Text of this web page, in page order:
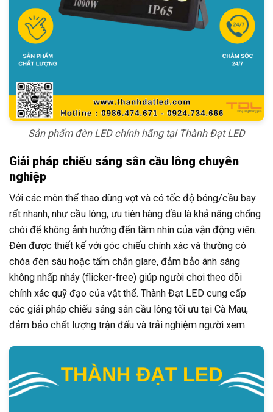
Sản phẩm đèn LED chính hãng tại Thành Đạt LED
Giải pháp chiếu sáng sân cầu lông chuyên
nghiệp
Với các môn thể thao dùng vợt và có tốc độ bóng/cầu bay
rất nhanh, như cầu lông, ưu tiên hàng đầu là khả năng chống
chói để không ảnh hưởng đến tầm nhìn của vận động viên.
Đèn được thiết kế với góc chiếu chính xác và thường có
chóa đèn sâu hoặc tấm chắn glare, đảm bảo ánh sáng
không nhấp nháy (flicker-free) giúp người chơi theo dõi
chính xác quỹ đạo của vật thể. Thành Đạt LED cung cấp
các giải pháp chiếu sáng sân cầu lông tối ưu tại Cà Mau,
đảm bảo chất lượng trận đấu và trải nghiệm người xem.